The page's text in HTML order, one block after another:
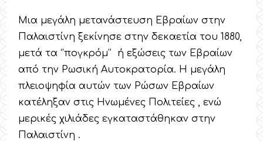
Μια μεγάλη μετανάστευση Εβραίων στην
Παλαιστίνη ξεκίνησε στην δεκαετία του 1880,
μετά τα ‘’πογκρόμ’’ ή εξώσεις των Εβραίων
από την Ρωσική Αυτοκρατορία. Η μεγάλη
πλειοψηφία αυτών των Ρώσων Εβραίων
κατέληξαν στις Ηνωμένες Πολιτείες , ενώ
μερικές χιλιάδες εγκαταστάθηκαν στην
Παλαιστίνη .